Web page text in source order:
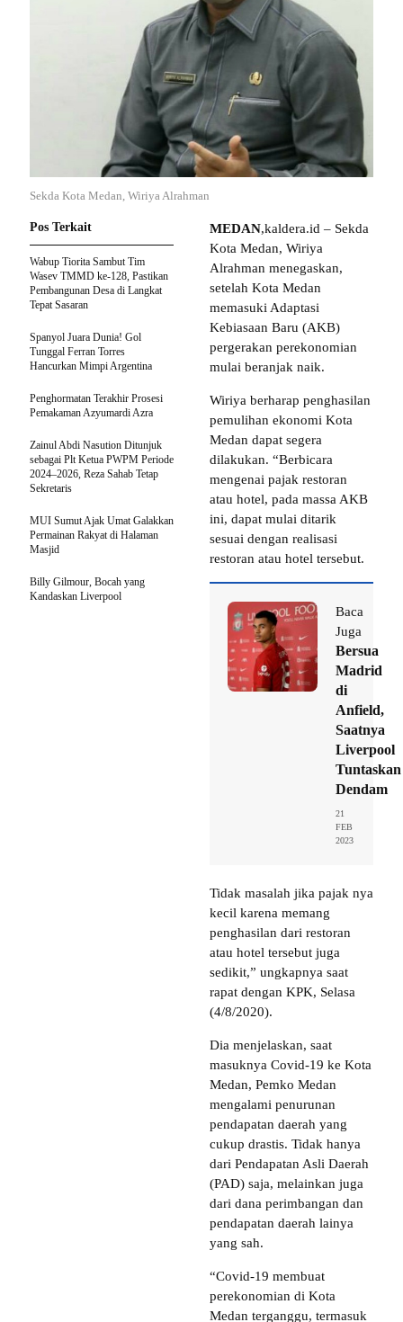
Sekda Kota Medan, Wiriya Alrahman
MEDAN,kaldera.id – Sekda
Kota Medan, Wiriya
Alrahman menegaskan,
setelah Kota Medan
memasuki Adaptasi
Kebiasaan Baru (AKB)
pergerakan perekonomian
mulai beranjak naik.
Wiriya berharap penghasilan
pemulihan ekonomi Kota
Medan dapat segera
dilakukan. “Berbicara
mengenai pajak restoran
atau hotel, pada massa AKB
ini, dapat mulai ditarik
sesuai dengan realisasi
restoran atau hotel tersebut.
Baca
Juga
Bersua
Madrid
di
Anfield,
Saatnya
Liverpool
Tuntaskan
Dendam
21
FEB
2023
Tidak masalah jika pajak nya
kecil karena memang
penghasilan dari restoran
atau hotel tersebut juga
sedikit,” ungkapnya saat
rapat dengan KPK, Selasa
(4/8/2020).
Dia menjelaskan, saat
masuknya Covid-19 ke Kota
Medan, Pemko Medan
mengalami penurunan
pendapatan daerah yang
cukup drastis. Tidak hanya
dari Pendapatan Asli Daerah
(PAD) saja, melainkan juga
dari dana perimbangan dan
pendapatan daerah lainya
yang sah.
“Covid-19 membuat
perekonomian di Kota
Medan terganggu, termasuk
Pos Terkait
Wabup Tiorita Sambut Tim
Wasev TMMD ke-128, Pastikan
Pembangunan Desa di Langkat
Tepat Sasaran
Spanyol Juara Dunia! Gol
Tunggal Ferran Torres
Hancurkan Mimpi Argentina
Penghormatan Terakhir Prosesi
Pemakaman Azyumardi Azra
Zainul Abdi Nasution Ditunjuk
sebagai Plt Ketua PWPM Periode
2024–2026, Reza Sahab Tetap
Sekretaris
MUI Sumut Ajak Umat Galakkan
Permainan Rakyat di Halaman
Masjid
Billy Gilmour, Bocah yang
Kandaskan Liverpool